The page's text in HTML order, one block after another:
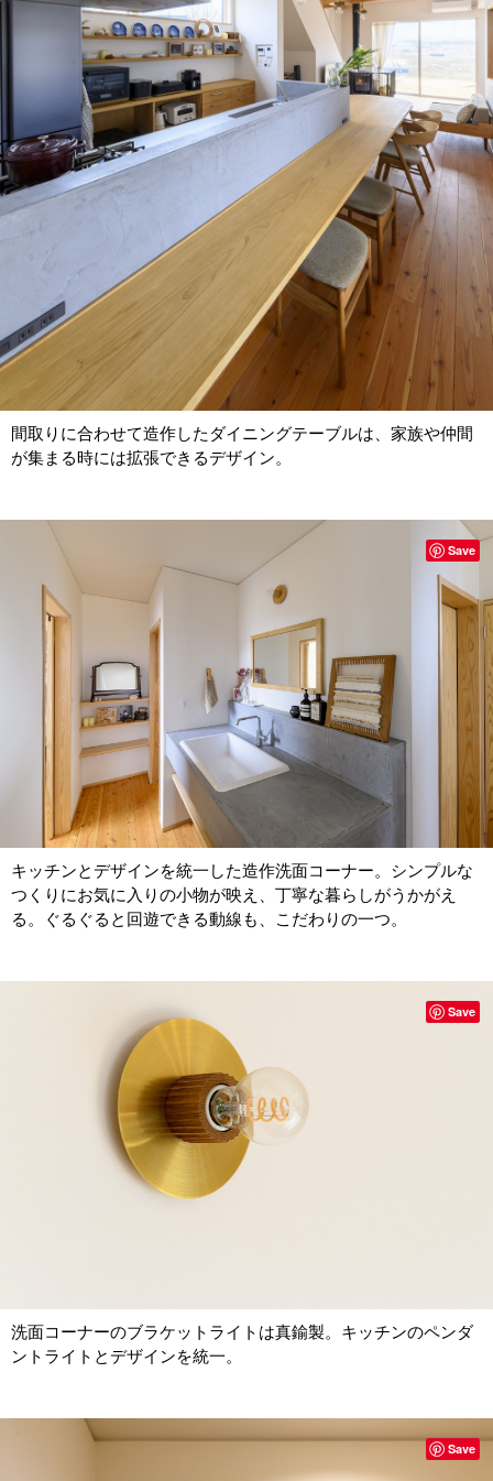
間取りに合わせて造作したダイニングテーブルは、家族や仲間
が集まる時には拡張できるデザイン。
キッチンとデザインを統一した造作洗面コーナー。シンプルな
つくりにお気に入りの小物が映え、丁寧な暮らしがうかがえ
る。ぐるぐると回遊できる動線も、こだわりの一つ。
Save
洗面コーナーのブラケットライトは真鍮製。キッチンのペンダ
ントライトとデザインを統一。
Save
Save